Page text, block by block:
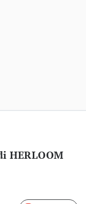
HERLOOM